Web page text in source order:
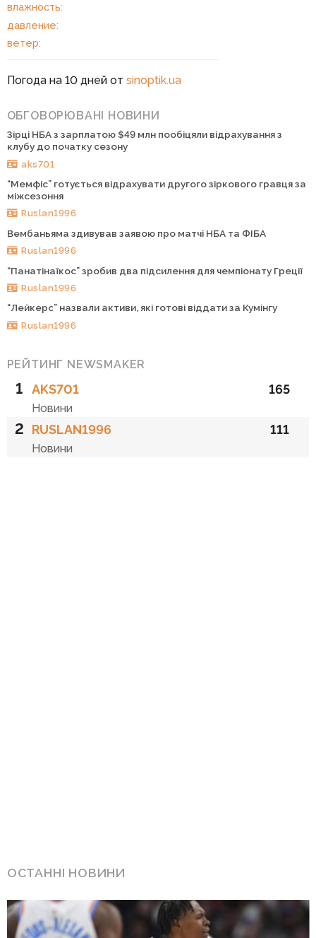
влажность:
давление:
ветер:
Погода на 10 дней от sinoptik.ua
ОБГОВОРЮВАНІ НОВИНИ
Зірці НБА з зарплатою $49 млн пообіцяли відрахування з
клубу до початку сезону
aks701
“Мемфіс” готується відрахувати другого зіркового гравця за
міжсезоння
Ruslan1996
Вембаньяма здивував заявою про матчі НБА та ФІБА
Ruslan1996
“Панатінаїкос” зробив два підсилення для чемпіонату Греції
Ruslan1996
“Лейкерс” назвали активи, які готові віддати за Кумінгу
Ruslan1996
РЕЙТИНГ NEWSMAKER
1 AKS701
Новини
165
2 RUSLAN1996
Новини
111
ОСТАННІ НОВИНИ